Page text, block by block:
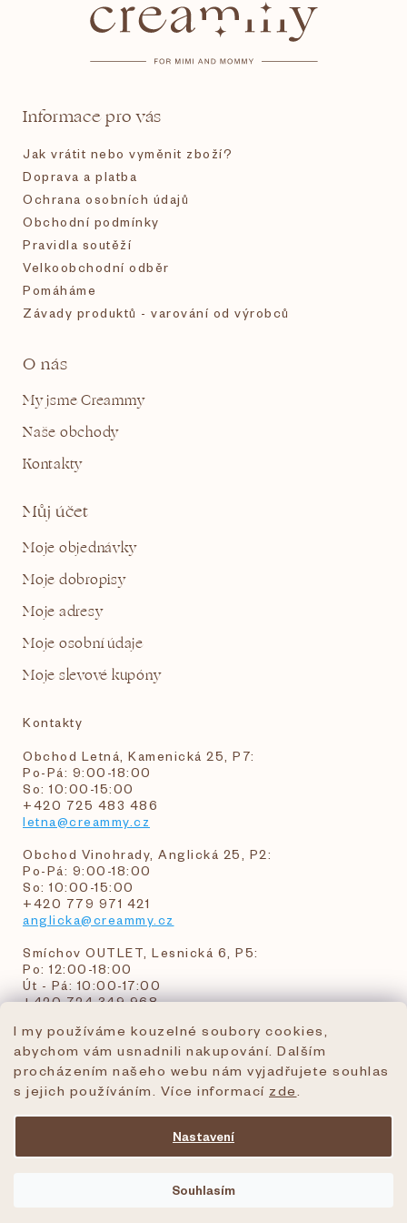
I my používáme kouzelné soubory cookies,
abychom vám usnadnili nakupování. Dalším
procházením našeho webu nám vyjadřujete souhlas
s jejich používáním. Více informací zde
Nastavení
Souhlasím
Informace pro vás
Jak vrátit nebo vyměnit zboží?
Doprava a platba
Ochrana osobních údajů
Obchodní podmínky
Pravidla soutěží
Velkoobchodní odběr
Pomáháme
Závady produktů - varování od výrobců
O nás
My jsme Creammy
Naše obchody
Kontakty
Můj účet
Moje objednávky
Moje dobropisy
Moje adresy
Moje osobní údaje
Moje slevové kupóny
Kontakty
Obchod Letná, Kamenická 25, P7:
Po-Pá: 9:00-18:00
So: 10:00-15:00
+420 725 483 486
letna@creammy.cz
Obchod Vinohrady, Anglická 25, P2:
Po-Pá: 9:00-18:00
So: 10:00-15:00
+420 779 971 421
anglicka@creammy.cz
Smíchov OUTLET, Lesnická 6, P5:
Po: 12:00-18:00
Út - Pá: 10:00-17:00
+420 724 349 968
objednavky@creammy.cz
tel:+420 724 349 968
creammy.cz